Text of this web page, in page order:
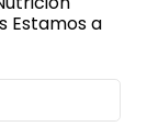
Estamos a